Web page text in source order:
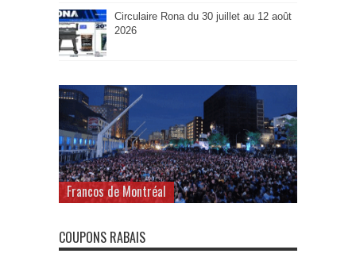
Circulaire Rona du 30 juillet au 12 août
2026
Francos de Montréal
COUPONS RABAIS